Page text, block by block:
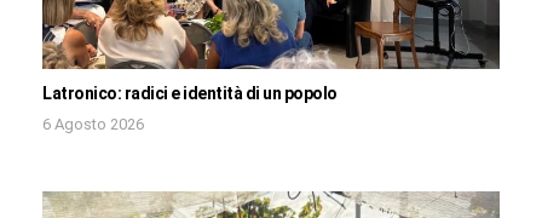
Latronico: radici e identità di un popolo
6 Agosto 2026